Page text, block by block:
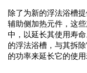
除了为新的浮法浴槽
辅助侧加热元件，这
中，以延长其使用寿
的浮法浴槽，与其拆
的功率来延长它的使用